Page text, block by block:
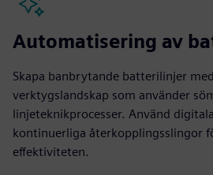
Automatisering av
Skapa banbrytande batterilinjer
verktygslandskap som använder
linjeteknikprocesser. Använd
kontinuerliga återkopplingsslingor
effektiviteten.